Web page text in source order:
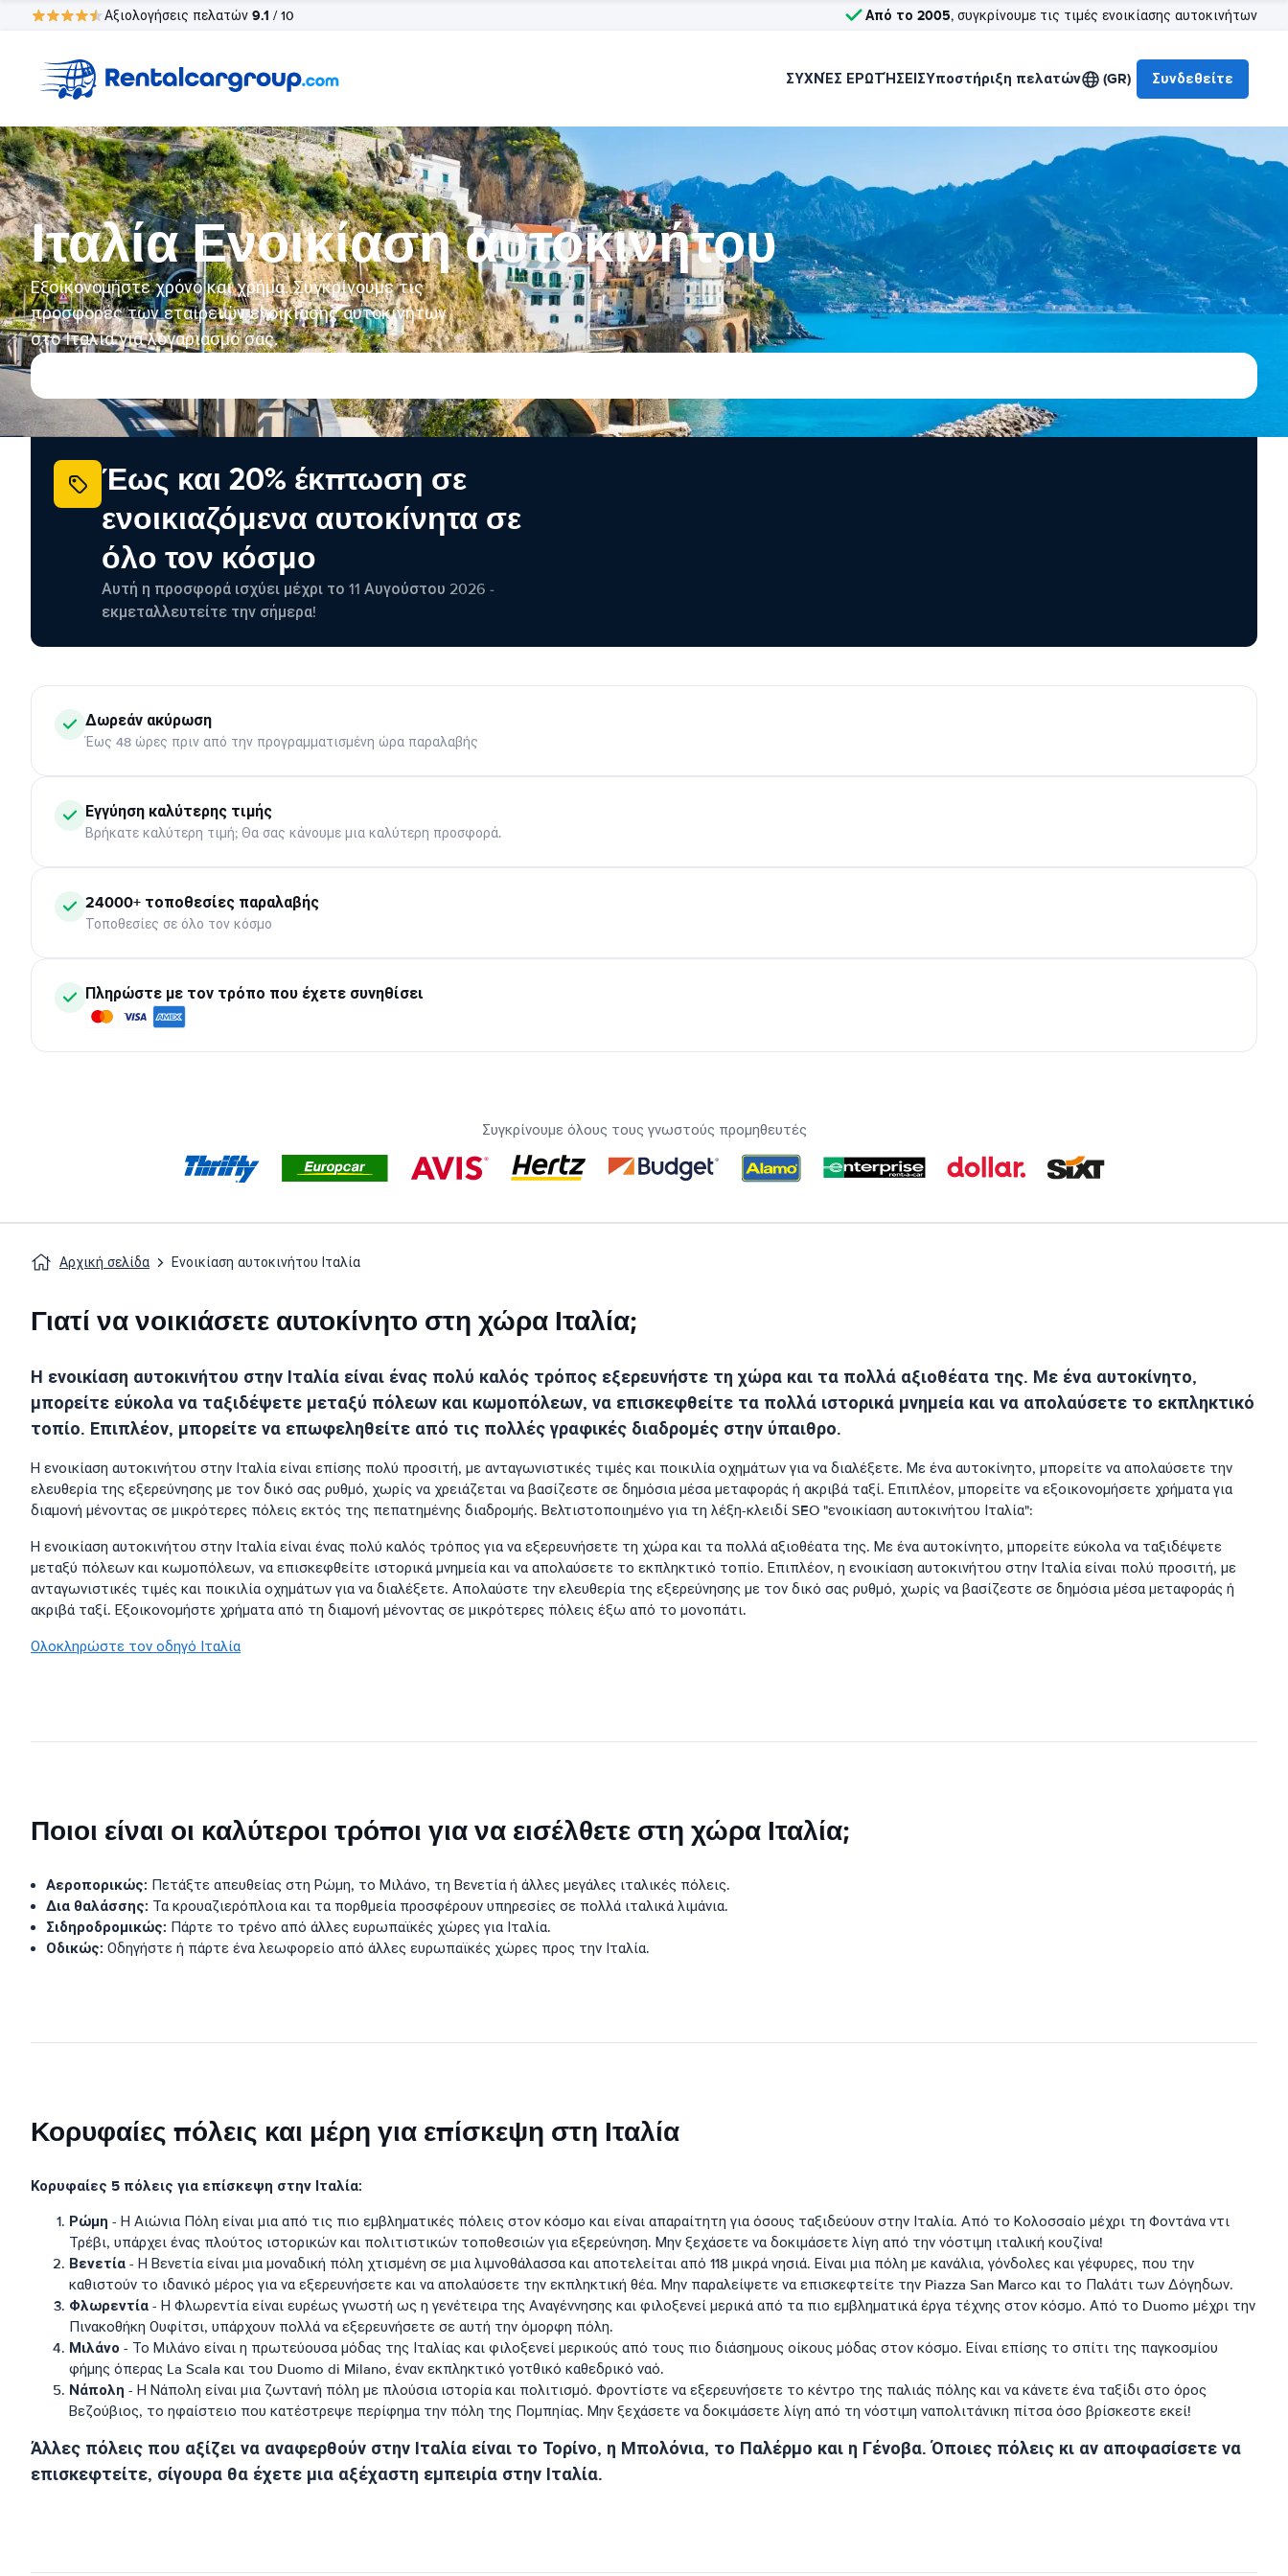
Αξιολογήσεις πελατών 9.1 / 10 Από το 2005, συγκρίνουμε τις τιμές ενοικίασης αυτοκινήτων
ΣΥΧΝΈΣ ΕΡΩΤΉΣΕΙΣΥποστήριξη πελατών (GR) Συνδεθείτε
Ιταλία Ενοικίαση αυτοκινήτου
Εξοικονομήστε χρόνο και χρήμα. Συγκρίνουμε τις
προσφορές των εταιρειών ενοικίασης αυτοκινήτων
στο Ιταλία για λογαριασμό σας.
Έως και 20% έκπτωση σε
ενοικιαζόμενα αυτοκίνητα σε
όλο τον κόσμο
Αυτή η προσφορά ισχύει μέχρι το 11 Αυγούστου 2026 -
εκμεταλλευτείτε την σήμερα!
Δωρεάν ακύρωση
Έως 48 ώρες πριν από την προγραμματισμένη ώρα παραλαβής
Εγγύηση καλύτερης τιμής
Βρήκατε καλύτερη τιμή; Θα σας κάνουμε μια καλύτερη προσφορά.
24000+ τοποθεσίες παραλαβής
Τοποθεσίες σε όλο τον κόσμο
Πληρώστε με τον τρόπο που έχετε συνηθίσει
Συγκρίνουμε όλους τους γνωστούς προμηθευτές
Αρχική σελίδα Ενοικίαση αυτοκινήτου Ιταλία
Γιατί να νοικιάσετε αυτοκίνητο στη χώρα Ιταλία;
Η ενοικίαση αυτοκινήτου στην Ιταλία είναι ένας πολύ καλός τρόπος εξερευνήστε τη χώρα και τα πολλά αξιοθέατα της. Με ένα αυτοκίνητο,
μπορείτε εύκολα να ταξιδέψετε μεταξύ πόλεων και κωμοπόλεων, να επισκεφθείτε τα πολλά ιστορικά μνημεία και να απολαύσετε το εκπληκτικό
τοπίο. Επιπλέον, μπορείτε να επωφεληθείτε από τις πολλές γραφικές διαδρομές στην ύπαιθρο.
Η ενοικίαση αυτοκινήτου στην Ιταλία είναι επίσης πολύ προσιτή, με ανταγωνιστικές τιμές και ποικιλία οχημάτων για να διαλέξετε. Με ένα αυτοκίνητο, μπορείτε να απολαύσετε την
ελευθερία της εξερεύνησης με τον δικό σας ρυθμό, χωρίς να χρειάζεται να βασίζεστε σε δημόσια μέσα μεταφοράς ή ακριβά ταξί. Επιπλέον, μπορείτε να εξοικονομήσετε χρήματα για
διαμονή μένοντας σε μικρότερες πόλεις εκτός της πεπατημένης διαδρομής. Βελτιστοποιημένο για τη λέξη-κλειδί SEO "ενοικίαση αυτοκινήτου Ιταλία":
Η ενοικίαση αυτοκινήτου στην Ιταλία είναι ένας πολύ καλός τρόπος για να εξερευνήσετε τη χώρα και τα πολλά αξιοθέατα της. Με ένα αυτοκίνητο, μπορείτε εύκολα να ταξιδέψετε
μεταξύ πόλεων και κωμοπόλεων, να επισκεφθείτε ιστορικά μνημεία και να απολαύσετε το εκπληκτικό τοπίο. Επιπλέον, η ενοικίαση αυτοκινήτου στην Ιταλία είναι πολύ προσιτή, με
ανταγωνιστικές τιμές και ποικιλία οχημάτων για να διαλέξετε. Απολαύστε την ελευθερία της εξερεύνησης με τον δικό σας ρυθμό, χωρίς να βασίζεστε σε δημόσια μέσα μεταφοράς ή
ακριβά ταξί. Εξοικονομήστε χρήματα από τη διαμονή μένοντας σε μικρότερες πόλεις έξω από το μονοπάτι.
Ολοκληρώστε τον οδηγό Ιταλία
Ποιοι είναι οι καλύτεροι τρόποι για να εισέλθετε στη χώρα Ιταλία;
Αεροπορικώς: Πετάξτε απευθείας στη Ρώμη, το Μιλάνο, τη Βενετία ή άλλες μεγάλες ιταλικές πόλεις.
Δια θαλάσσης: Τα κρουαζιερόπλοια και τα πορθμεία προσφέρουν υπηρεσίες σε πολλά ιταλικά λιμάνια.
Σιδηροδρομικώς: Πάρτε το τρένο από άλλες ευρωπαϊκές χώρες για Ιταλία.
Οδικώς: Οδηγήστε ή πάρτε ένα λεωφορείο από άλλες ευρωπαϊκές χώρες προς την Ιταλία.
Κορυφαίες πόλεις και μέρη για επίσκεψη στη Ιταλία
Κορυφαίες 5 πόλεις για επίσκεψη στην Ιταλία:
Ρώμη - Η Αιώνια Πόλη είναι μια από τις πιο εμβληματικές πόλεις στον κόσμο και είναι απαραίτητη για όσους ταξιδεύουν στην Ιταλία. Από το Κολοσσαίο μέχρι τη Φοντάνα ντι
Τρέβι, υπάρχει ένας πλούτος ιστορικών και πολιτιστικών τοποθεσιών για εξερεύνηση. Μην ξεχάσετε να δοκιμάσετε λίγη από την νόστιμη ιταλική κουζίνα!
Βενετία - Η Βενετία είναι μια μοναδική πόλη χτισμένη σε μια λιμνοθάλασσα και αποτελείται από 118 μικρά νησιά. Είναι μια πόλη με κανάλια, γόνδολες και γέφυρες, που την
καθιστούν το ιδανικό μέρος για να εξερευνήσετε και να απολαύσετε την εκπληκτική θέα. Μην παραλείψετε να επισκεφτείτε την Piazza San Marco και το Παλάτι των Δόγηδων.
Φλωρεντία - Η Φλωρεντία είναι ευρέως γνωστή ως η γενέτειρα της Αναγέννησης και φιλοξενεί μερικά από τα πιο εμβληματικά έργα τέχνης στον κόσμο. Από το Duomo μέχρι την
Πινακοθήκη Ουφίτσι, υπάρχουν πολλά να εξερευνήσετε σε αυτή την όμορφη πόλη.
Μιλάνο - Το Μιλάνο είναι η πρωτεύουσα μόδας της Ιταλίας και φιλοξενεί μερικούς από τους πιο διάσημους οίκους μόδας στον κόσμο. Είναι επίσης το σπίτι της παγκοσμίου
φήμης όπερας La Scala και του Duomo di Milano, έναν εκπληκτικό γοτθικό καθεδρικό ναό.
Νάπολη - Η Νάπολη είναι μια ζωντανή πόλη με πλούσια ιστορία και πολιτισμό. Φροντίστε να εξερευνήσετε το κέντρο της παλιάς πόλης και να κάνετε ένα ταξίδι στο όρος
Βεζούβιος, το ηφαίστειο που κατέστρεψε περίφημα την πόλη της Πομπηίας. Μην ξεχάσετε να δοκιμάσετε λίγη από τη νόστιμη ναπολιτάνικη πίτσα όσο βρίσκεστε εκεί!
Άλλες πόλεις που αξίζει να αναφερθούν στην Ιταλία είναι το Τορίνο, η Μπολόνια, το Παλέρμο και η Γένοβα. Όποιες πόλεις κι αν αποφασίσετε να
επισκεφτείτε, σίγουρα θα έχετε μια αξέχαστη εμπειρία στην Ιταλία.